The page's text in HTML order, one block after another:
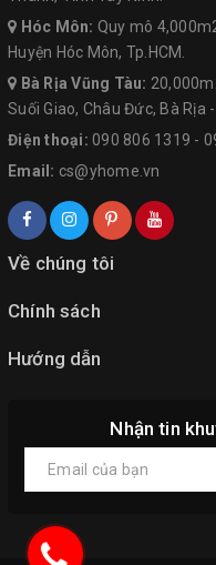
Hóc Môn: Quy mô
Huyện Hóc Môn, Tp.HCM.
Bà Rịa Vũng Tàu:
Suối Giao, Châu Đức, Bà Rịa -
Điện thoại: 090 806 1319 -
Email: cs@yhome.vn
Về chúng tôi
Chính sách
Hướng dẫn
Nhận tin